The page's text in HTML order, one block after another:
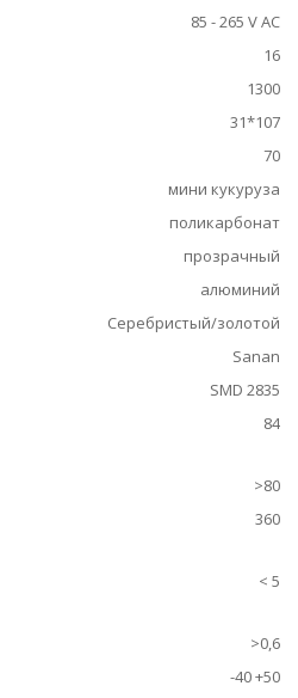
85 - 265 V AC
16
1300
31*107
70
мини кукуруза
поликарбонат
прозрачный
алюминий
Серебристый/золотой
Sanan
SMD 2835
84
>80
360
< 5
>0,6
-40 +50